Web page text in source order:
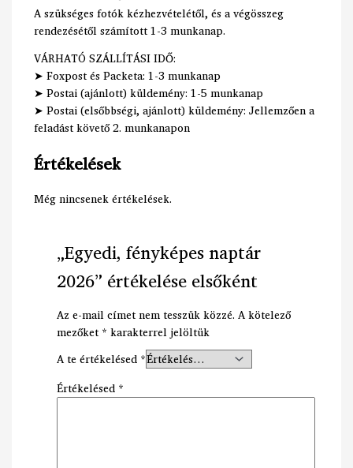
A szükséges fotók kézhezvételétől, és a végösszeg
rendezésétől számított 1-3 munkanap.
VÁRHATÓ SZÁLLÍTÁSI IDŐ:
➤ Foxpost és Packeta: 1-3 munkanap
➤ Postai (ajánlott) küldemény: 1-5 munkanap
➤ Postai (elsőbbségi, ajánlott) küldemény: Jellemzően a
feladást követő 2. munkanapon
Értékelések
Még nincsenek értékelések.
„Egyedi, fényképes naptár
2026” értékelése elsőként
Az e-mail címet nem tesszük közzé. A kötelező
mezőket * karakterrel jelöltük
A te értékelésed *
Értékelésed *